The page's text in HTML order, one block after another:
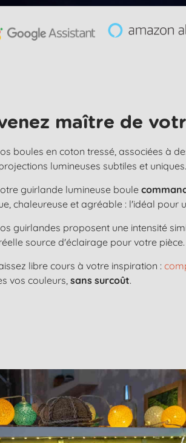
maître de
boules en coton tressé, associées à
lumineuses subtiles et uniques.
guirlande lumineuse boule
chaleureuse et agréable : l'idéal pour
guirlandes proposent une intensité
source d'éclairage pour votre pièce.
libre cours à votre inspiration :
vos couleurs, sans surcoût.